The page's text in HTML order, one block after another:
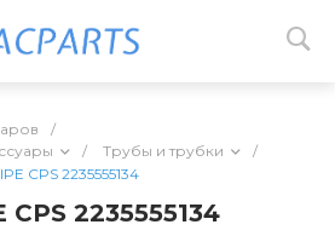
/
/ Трубы и трубки
/
CPS 2235555134
CPS 2235555134